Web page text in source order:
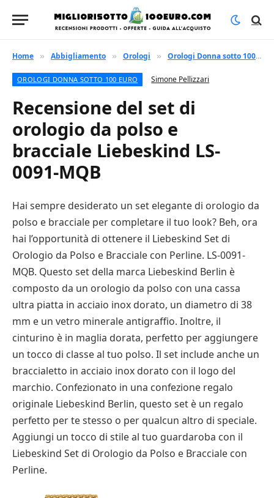
Home » Abbigliamento » Orologi » Orologi Donna sotto 100 euro
OROLOGI DONNA SOTTO 100 EURO Simone Pellizzari
Recensione del set di
orologio da polso e
bracciale Liebeskind LS-
0091-MQB
Hai sempre desiderato un set elegante di orologio da
polso e bracciale per completare il tuo look? Beh, ora
hai l’opportunità di ottenere il Liebeskind Set di
Orologio da Polso e Bracciale con Perline. LS-0091-
MQB. Questo set della marca Liebeskind Berlin è
composto da un orologio da polso con una cassa
ultra piatta in acciaio inox dorato, un diametro di 38
mm e un vetro minerale antigraffio. Inoltre, il
cinturino è in maglia dorata, perfetto per aggiungere
un tocco di classe al tuo polso. Il set include anche un
braccialetto in acciaio inox dorato con il logo del
marchio. Confezionato in una confezione regalo
originale Liebeskind Berlin, questo set è un regalo
perfetto per te stesso o per qualcun altro di speciale.
Aggiungi un tocco di stile al tuo guardaroba con il
Liebeskind Set di Orologio da Polso e Bracciale con
Perline.